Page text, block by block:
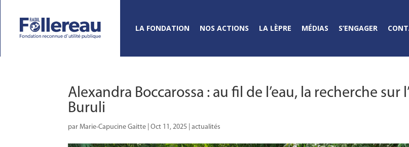
LA FONDATION NOS ACTIONS LA LÈPRE MÉDIAS S’ENGAGER
Alexandra Boccarossa : au fil de l’eau, la recherche sur
Buruli
parMarie-Capucine Gaitte |Oct 11, 2025 |actualités